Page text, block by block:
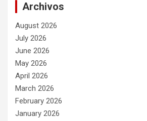
Archivos
August 2026
July 2026
June 2026
May 2026
April 2026
March 2026
February 2026
January 2026